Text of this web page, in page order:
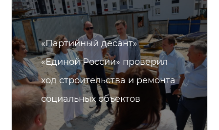
«Партийный десант»
«Единой России» проверил
ход строительства и ремонта
социальных объектов